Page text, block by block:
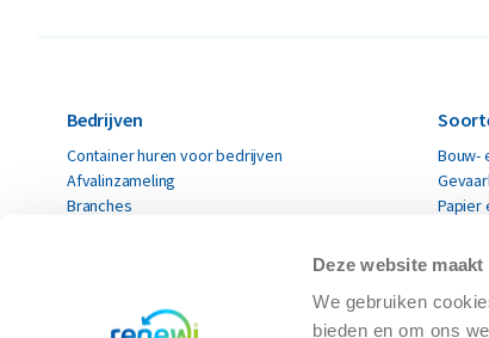
Deze website
We gebruiken
bieden en om ons
Bedrijven
Container huren voor bedrijven
Afvalinzameling
Branches
Particulieren
Bouw-
Papier
Alle